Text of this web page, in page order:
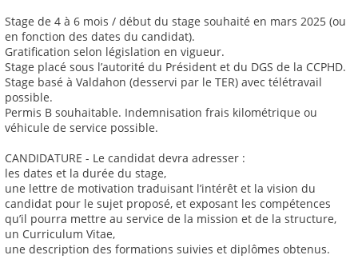
Stage de 4 à 6 mois / début du stage souhaité en mars 2025 (ou
en fonction des dates du candidat).
Gratification selon législation en vigueur.
Stage placé sous l’autorité du Président et du DGS de la CCPHD.
Stage basé à Valdahon (desservi par le TER) avec télétravail
possible.
Permis B souhaitable. Indemnisation frais kilométrique ou
véhicule de service possible.
CANDIDATURE - Le candidat devra adresser :
les dates et la durée du stage,
une lettre de motivation traduisant l’intérêt et la vision du
candidat pour le sujet proposé, et exposant les compétences
qu’il pourra mettre au service de la mission et de la structure,
un Curriculum Vitae,
une description des formations suivies et diplômes obtenus.